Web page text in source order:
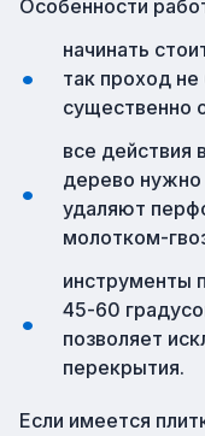
Особенности
начинать
так проход
существенно
все действия
дерево нужно
удаляют
молотком-
инструменты
45-60
позволяет
перекрытия.
Если имеется